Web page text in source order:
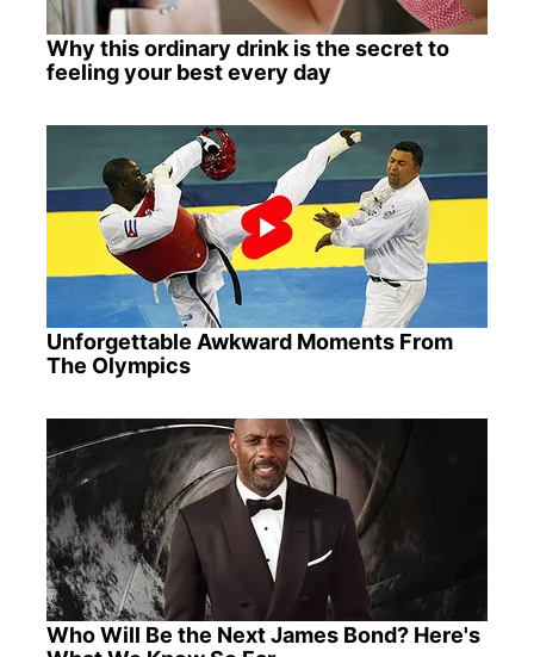
Why this ordinary drink is the secret to
feeling your best every day
Unforgettable Awkward Moments From
The Olympics
Who Will Be the Next James Bond? Here's